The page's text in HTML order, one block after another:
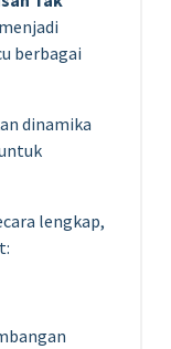
menjadi
berbagai
dinamika
lengkap,